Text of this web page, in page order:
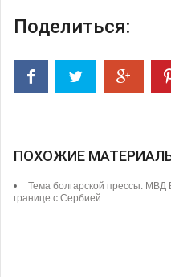
Поделиться:
ПОХОЖИЕ
Тема болгарской прессы: МВД
границе с Сербией.